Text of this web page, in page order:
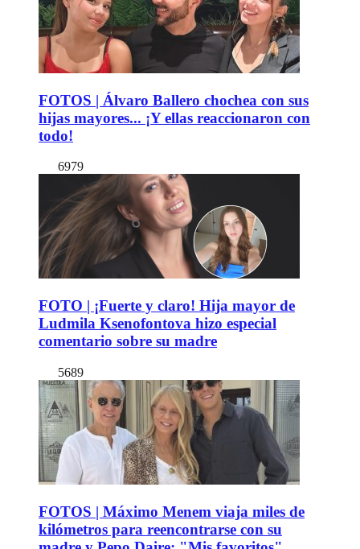
FOTOS | Álvaro Ballero chochea con sus
hijas mayores... ¡Y ellas reaccionaron con
todo!
6979
FOTO | ¡Fuerte y claro! Hija mayor de
Ludmila Ksenofontova hizo especial
comentario sobre su madre
5689
FOTOS | Máximo Menem viaja miles de
kilómetros para reencontrarse con su